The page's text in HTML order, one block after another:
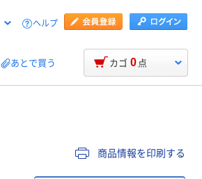
ヘルプ
あとで買う カゴ 0 点
商品情報を印刷する